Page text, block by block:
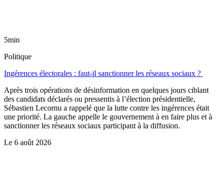
5min
Politique
Ingérences électorales : faut-il sanctionner les réseaux sociaux ?
Après trois opérations de désinformation en quelques jours ciblant
des candidats déclarés ou pressentis à l’élection présidentielle,
Sébastien Lecornu a rappelé que la lutte contre les ingérences était
une priorité. La gauche appelle le gouvernement à en faire plus et à
sanctionner les réseaux sociaux participant à la diffusion.
Le 6 août 2026